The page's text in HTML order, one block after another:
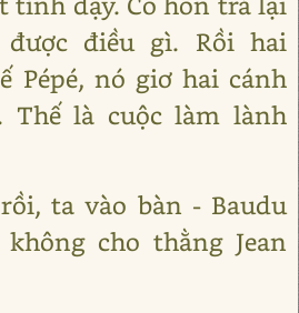
điều gì. Rồi hai
Pépé, nó giơ hai cánh
là cuộc làm lành
ta vào bàn - Baudu
cho thằng Jean